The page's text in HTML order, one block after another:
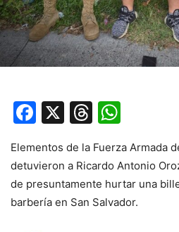
Facebook
X Threads
Elementos de la Fuerza Armada
detuvieron a Ricardo Antonio
de presuntamente hurtar una
barbería en San Salvador.